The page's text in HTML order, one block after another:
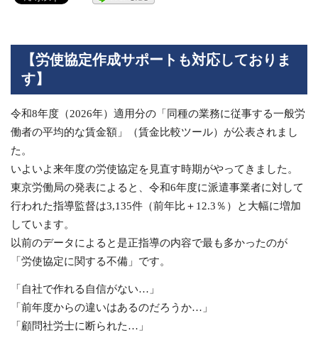
【労使協定作成サポートも対応しておりま
す】
令和8年度（2026年）適用分の「同種の業務に従事する一般労
働者の平均的な賃金額」（賃金比較ツール）が公表されまし
た。
いよいよ来年度の労使協定を見直す時期がやってきました。
東京労働局の発表によると、令和6年度に派遣事業者に対して
行われた指導監督は3,135件（前年比＋12.3％）と大幅に増加
しています。
以前のデータによると是正指導の内容で最も多かったのが
「労使協定に関する不備」です。
「自社で作れる自信がない…」
「前年度からの違いはあるのだろうか…」
「顧問社労士に断られた…」